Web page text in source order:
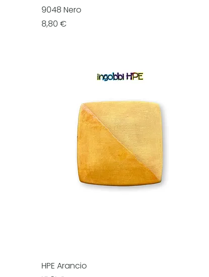
9048 Nero
Prezzo
8,80 €
HPE Arancio